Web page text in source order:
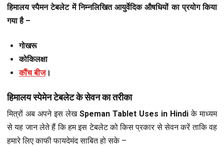
हिमालय स्पैमन टेबलेट में निम्नलिखित आयुर्वेदिक औषधियों का प्रयोग किया
गया है –
गोखरू
कोकिलक्षा
कौंच बीज।
हिमालय स्पेमेन टेबलेट के सेवन का तरीका
मित्रों अब अपने इस लेख Speman Tablet Uses in Hindi के माध्यम
से यह जान लेते हैं कि हम इस टेबलेट को किस प्रकार से सेवन करें ताकि वह
हमारे लिए काफी फायदेमंद साबित हो सके –